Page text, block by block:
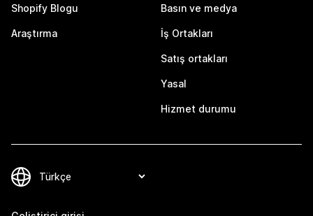
Shopify Blogu
Araştırma
Basın ve medya
İş Ortakları
Satış ortakları
Yasal
Hizmet durumu